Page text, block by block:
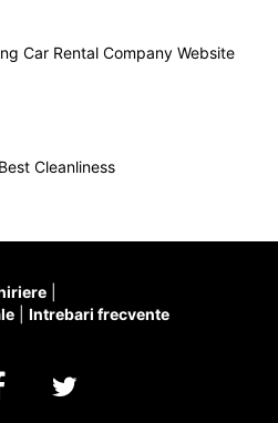
Car Rental Company Website
Cleanliness
Intrebari frecvente